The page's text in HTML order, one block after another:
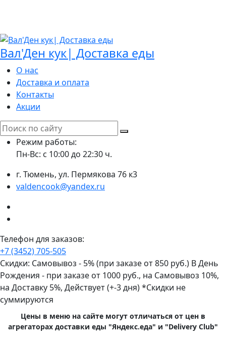
Вал'Ден кук| Доставка еды
О нас
Доставка и оплата
Контакты
Акции
Search
for: Режим работы:
Пн-Вс: с 10:00 до 22:30 ч.
г. Тюмень, ул. Пермякова 76 к3
valdencook@yandex.ru
Телефон для заказов:
+7 (3452)705-505
Скидки: Самовывоз - 5% (при заказе от 850 руб.) В День
Рождения - при заказе от 1000 руб., на Самовывоз 10%,
на Доставку 5%, Действует (+-3 дня)*Скидки не
суммируются
Цены в меню на сайте могут отличаться от цен в
агрегаторах доставки еды "Яндекс.еда" и "Delivery Club"